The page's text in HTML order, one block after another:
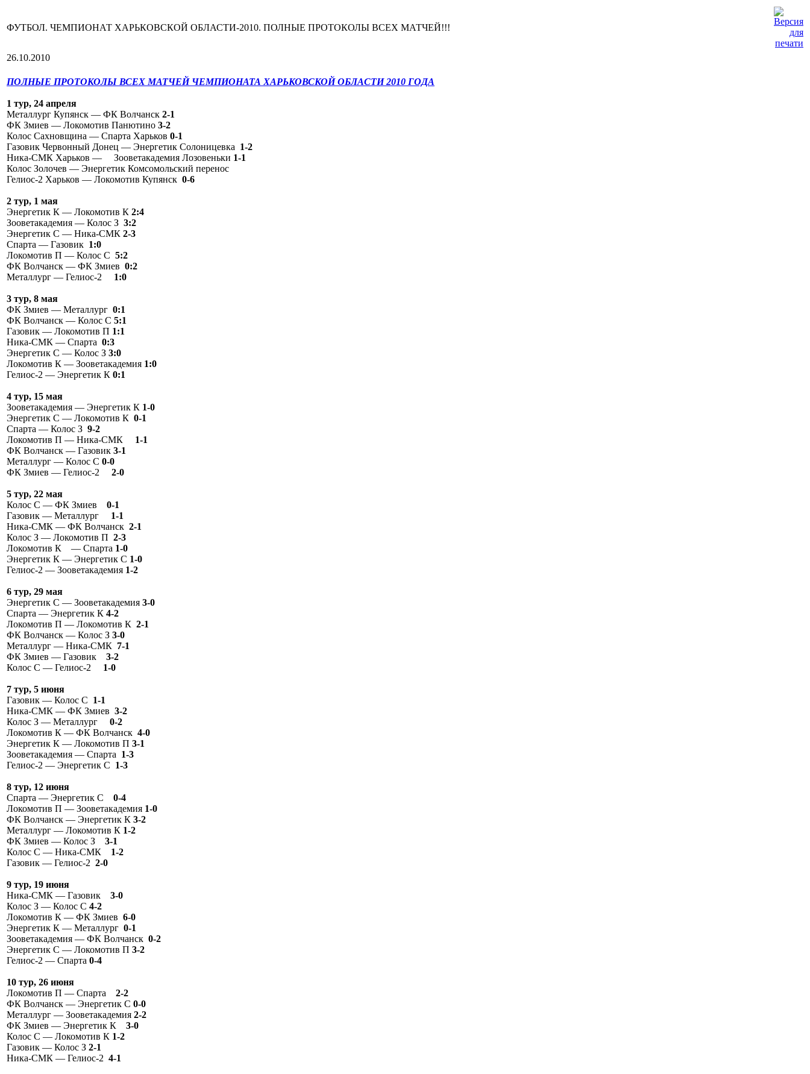
ФУТБОЛ. ЧЕМПИОНАТ ХАРЬКОВСКОЙ ОБЛАСТИ-2010. ПОЛНЫЕ ПРОТОКОЛЫ ВСЕХ МАТЧЕЙ!!!
26.10.2010
ПОЛНЫЕ ПРОТОКОЛЫ ВСЕХ МАТЧЕЙ ЧЕМПИОНАТА ХАРЬКОВСКОЙ ОБЛАСТИ 2010 ГОДА
1 тур, 24 апреля
Металлург Купянск — ФК Волчанск 2-1
ФК Змиев — Локомотив Панютино 3-2
Колос Сахновщина — Спарта Харьков 0-1
Газовик Червонный Донец — Энергетик Солоницевка 1-2
Ника-СМК Харьков — Зооветакадемия Лозовеньки 1-1
Колос Золочев — Энергетик Комсомольский перенос
Гелиос-2 Харьков — Локомотив Купянск 0-6
2 тур, 1 мая
Энергетик К — Локомотив К 2:4
Зооветакадемия — Колос З 3:2
Энергетик С — Ника-СМК 2-3
Спарта — Газовик 1:0
Локомотив П — Колос С 5:2
ФК Волчанск — ФК Змиев 0:2
Металлург — Гелиос-2 1:0
3 тур, 8 мая
ФК Змиев — Металлург 0:1
ФК Волчанск — Колос С 5:1
Газовик — Локомотив П 1:1
Ника-СМК — Спарта 0:3
Энергетик С — Колос З 3:0
Локомотив К — Зооветакадемия 1:0
Гелиос-2 — Энергетик К 0:1
4 тур, 15 мая
Зооветакадемия — Энергетик К 1-0
Энергетик С — Локомотив К 0-1
Спарта — Колос З 9-2
Локомотив П — Ника-СМК
1-1
ФК Волчанск — Газовик 3-1
Металлург — Колос С 0-0
ФК Змиев — Гелиос-2 2-0
5 тур, 22 мая
Колос С — ФК Змиев
0-1
Газовик — Металлург 1-1
Ника-СМК — ФК Волчанск 2-1
Колос З — Локомотив П 2-3
Локомотив К — Спарта 1-0
Энергетик К — Энергетик С 1-0
Гелиос-2 — Зооветакадемия 1-2
6 тур, 29 мая
Энергетик С — Зооветакадемия 3-0
Спарта — Энергетик К 4-2
Локомотив П — Локомотив К 2-1
ФК Волчанск — Колос З 3-0
Металлург — Ника-СМК 7-1
ФК Змиев — Газовик 3-2
Колос С — Гелиос-2 1-0
7 тур, 5 июня
Газовик — Колос С 1-1
Ника-СМК — ФК Змиев 3-2
Колос З — Металлург 0-2
Локомотив К — ФК Волчанск 4-0
Энергетик К — Локомотив П 3-1
Зооветакадемия — Спарта 1-3
Гелиос-2 — Энергетик С 1-3
8 тур, 12 июня
Спарта — Энергетик С 0-4
Локомотив П — Зооветакадемия 1-0
ФК Волчанск — Энергетик К 3-2
Металлург — Локомотив К 1-2
ФК Змиев — Колос З 3-1
Колос С — Ника-СМК
1-2
Газовик — Гелиос-2 2-0
9 тур, 19 июня
Ника-СМК — Газовик 3-0
Колос З — Колос С 4-2
Локомотив К — ФК Змиев 6-0
Энергетик К — Металлург 0-1
Зооветакадемия — ФК Волчанск 0-2
Энергетик С — Локомотив П 3-2
Гелиос-2 — Спарта 0-4
10 тур, 26 июня
Локомотив П — Спарта
2-2
ФК Волчанск — Энергетик С 0-0
Металлург — Зооветакадемия 2-2
ФК Змиев — Энергетик К 3-0
Колос С — Локомотив К 1-2
Газовик — Колос З 2-1
Ника-СМК — Гелиос-2 4-1